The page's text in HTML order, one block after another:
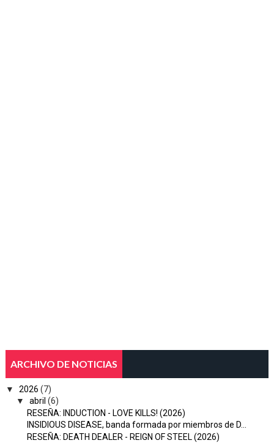
ARCHIVO DE NOTICIAS
▼ 2026 (7)
▼
abril (6)
RESEÑA: INDUCTION - LOVE KILLS! (2026)
INSIDIOUS DISEASE, banda formada por miembros de D...
RESEÑA: DEATH DEALER - REIGN OF STEEL (2026)